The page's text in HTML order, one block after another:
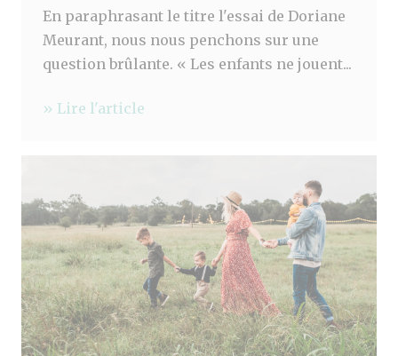
En paraphrasant le titre l'essai de Doriane
Meurant, nous nous penchons sur une
question brûlante. « Les enfants ne jouent...
» Lire l'article